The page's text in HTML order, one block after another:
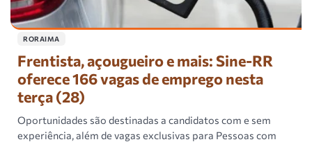
RORAIMA
Frentista, açougueiro e mais: Sine-RR
oferece 166 vagas de emprego nesta
terça (28)
Oportunidades são destinadas a candidatos com e sem
experiência, além de vagas exclusivas para Pessoas com